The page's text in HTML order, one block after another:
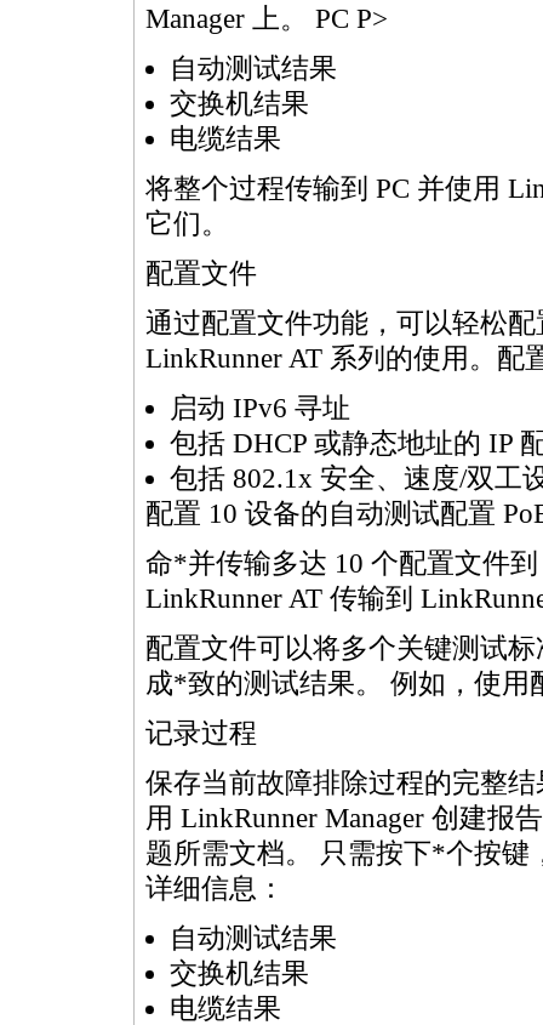
Manager 上。 PC P>
自动测试结果
交换机结果
电缆结果
将整个过程传输到 PC 并使用
它们。
配置文件
通过配置文件功能，可以轻松
LinkRunner AT 系列的使用。配
启动 IPv6 寻址
包括 DHCP 或静态地址的 IP
包括 802.1x 安全、速度/双
配置 10 设备的自动测试配置
命*并传输多达 10 个配置文件
LinkRunner AT 传输到
配置文件可以将多个关键测试标
成*致的测试结果。 例如，使
记录过程
保存当前故障排除过程的完整
用 LinkRunner Manager 创建报
题所需文档。 只需按下*个按键
详细信息：
自动测试结果
交换机结果
电缆结果